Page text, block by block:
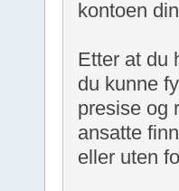
kontoen
Etter at du
du kunne
presise og
ansatte
eller uten